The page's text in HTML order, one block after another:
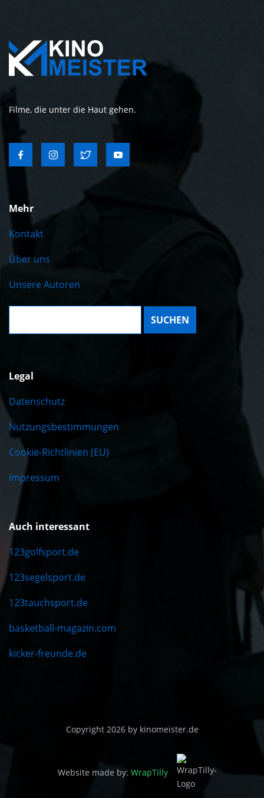
Filme, die unter die Haut gehen.
Mehr
Kontakt
Über uns
Unsere Autoren
Suche:
Legal
Datenschutz
Nutzungsbestimmungen
Cookie-Richtlinien (EU)
Impressum
Auch interessant
123golfsport.de
123segelsport.de
123tauchsport.de
basketball-magazin.com
kicker-freunde.de
Copyright 2026 by kinomeister.de
Website made by: WrapTilly